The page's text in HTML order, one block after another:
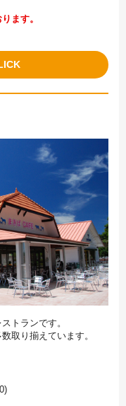
ます。
トランです。
取り揃えています。